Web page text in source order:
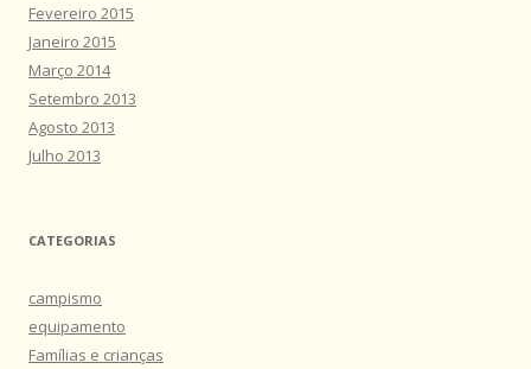
Fevereiro 2015
Janeiro 2015
Março 2014
Setembro 2013
Agosto 2013
Julho 2013
CATEGORIAS
campismo
equipamento
Famílias e crianças